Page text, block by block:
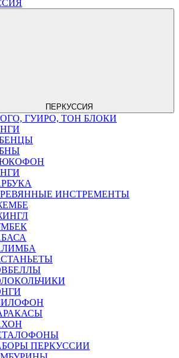
ПЕРКУССИЯ
ГУИРО, ТОН БЛОКИ
ИНСТРЕМЕНТЫ
ПЕРКУССИИ